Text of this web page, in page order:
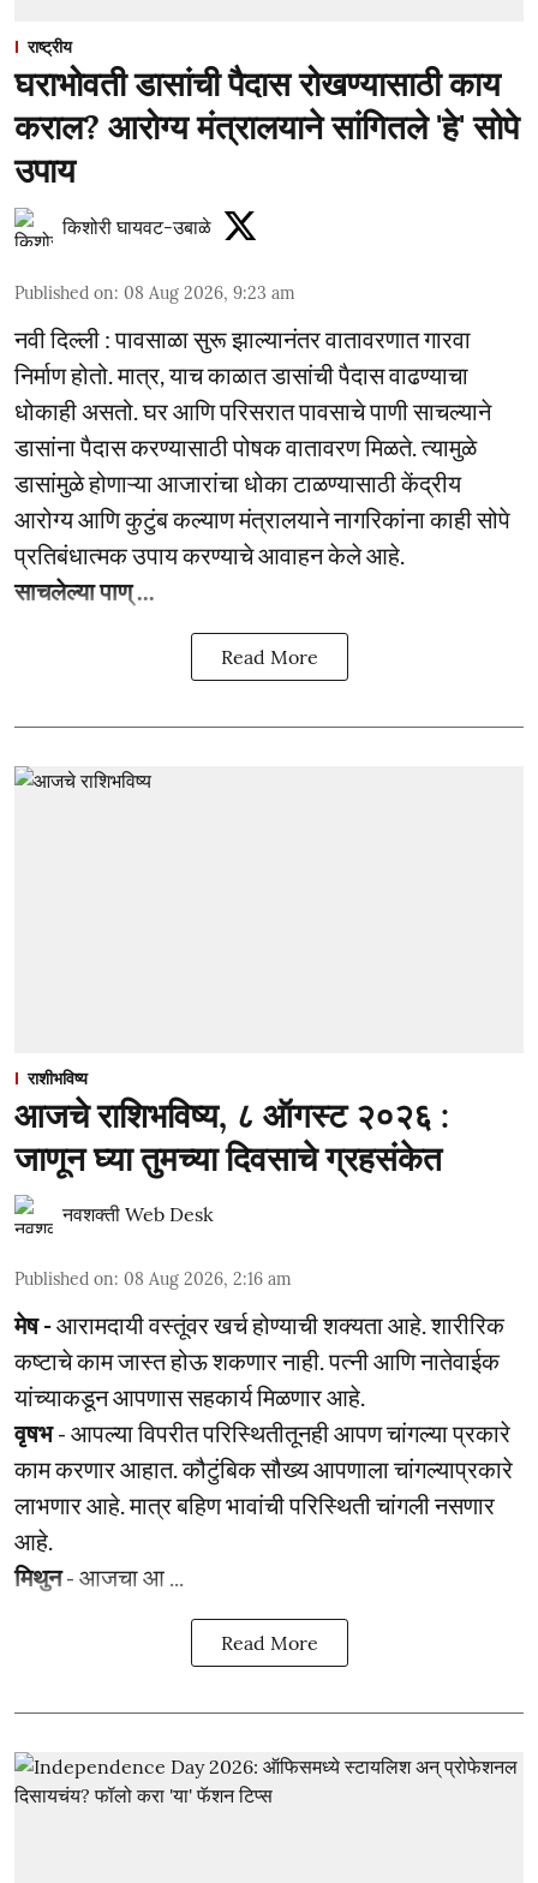
राष्ट्रीय
घराभोवती डासांची पैदास रोखण्यासाठी काय
कराल? आरोग्य मंत्रालयाने सांगितले 'हे' सोपे
उपाय
किशोरी घायवट-उबाळे
Published on: 08 Aug 2026, 9:23 am
नवी दिल्ली : पावसाळा सुरू झाल्यानंतर वातावरणात गारवा
निर्माण होतो. मात्र, याच काळात डासांची पैदास वाढण्याचा
धोकाही असतो. घर आणि परिसरात पावसाचे पाणी साचल्याने
डासांना पैदास करण्यासाठी पोषक वातावरण मिळते. त्यामुळे
डासांमुळे होणाऱ्या आजारांचा धोका टाळण्यासाठी केंद्रीय
आरोग्य आणि कुटुंब कल्याण मंत्रालयाने नागरिकांना काही सोपे
प्रतिबंधात्मक उपाय करण्याचे आवाहन केले आहे.
साचलेल्या पाण् ...
Read More
राशीभविष्य
आजचे राशिभविष्य, ८ ऑगस्ट २०२६ :
जाणून घ्या तुमच्या दिवसाचे ग्रहसंकेत
नवशक्ती Web Desk
Published on: 08 Aug 2026, 2:16 am
मेष -आरामदायी वस्तूंवर खर्च होण्याची शक्यता आहे. शारीरिक
कष्टाचे काम जास्त होऊ शकणार नाही. पत्नी आणि नातेवाईक
यांच्याकडून आपणास सहकार्य मिळणार आहे.
वृषभ- आपल्या विपरीत परिस्थितीतूनही आपण चांगल्या प्रकारे
काम करणार आहात. कौटुंबिक सौख्य आपणाला चांगल्याप्रकारे
लाभणार आहे. मात्र बहिण भावांची परिस्थिती चांगली नसणार
आहे.
मिथुन- आजचा आ ...
Read More